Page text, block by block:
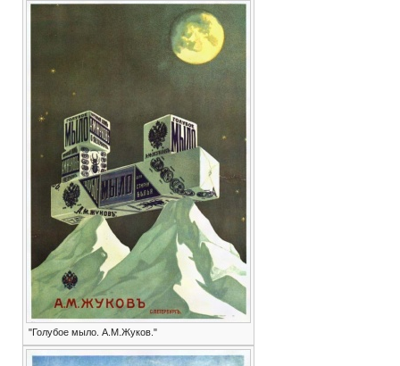
"Голубое мыло. А.М.Жуков."